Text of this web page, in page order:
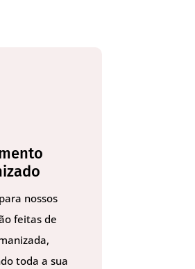
nossos
feitas de
toda a sua